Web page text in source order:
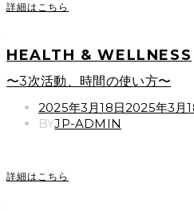
詳細はこちら
HEALTH & WELLNESS
〜3次活動、時間の使い方〜
POSTED
ON
2025年3月18日2025年3月
BYJP-ADMIN
詳細はこちら